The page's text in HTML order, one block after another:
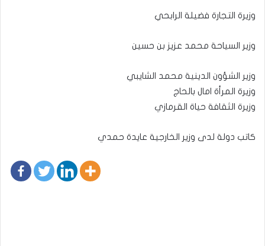
وزيرة التجارة فضيلة الرابحي
وزير السياحة محمد عزيز بن حسين
وزير الشؤون الدينية محمد الشايبي
وزيرة المرأة امال بالحاج
وزيرة الثقافة حياة القرمازي
كاتب دولة لدى وزير الخارجية عايدة حمدي